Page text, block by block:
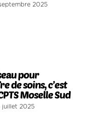
2025
pour
de soins, c’est
Moselle Sud
juillet 2025